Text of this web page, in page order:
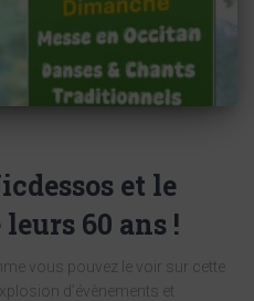
et le
60 ans !
vous pouvez le voir sur cette
d’évènements et